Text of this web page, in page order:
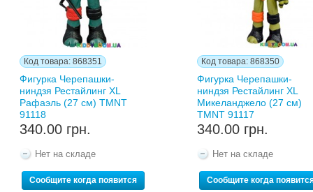
Код товара: 868351
Фигурка Черепашки-
ниндзя Рестайлинг XL
Рафаэль (27 см) TMNT
91118
340.00 грн.
Нет на складе
Сообщите когда появится
Код товара: 868350
Фигурка Черепашки-
ниндзя Рестайлинг XL
Микеланджело (27 см)
TMNT 91117
340.00 грн.
Нет на складе
Сообщите когда